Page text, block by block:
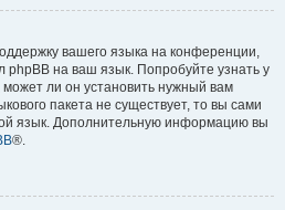
вашего языка на конференции,
phpBB на ваш язык. Попробуйте узнать у
ли он установить нужный вам
пакета не существует, то вы сами
язык. Дополнительную информацию вы
®.